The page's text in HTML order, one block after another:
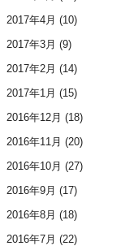
2017年4月 (10)
2017年3月 (9)
2017年2月 (14)
2017年1月 (15)
2016年12月 (18)
2016年11月 (20)
2016年10月 (27)
2016年9月 (17)
2016年8月 (18)
2016年7月 (22)